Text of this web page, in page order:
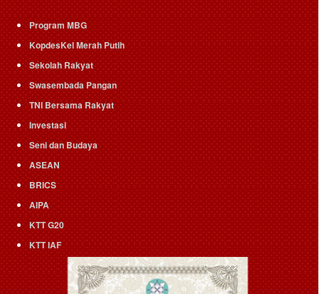
Program MBG
KopdesKel Merah Putih
Sekolah Rakyat
Swasembada Pangan
TNI Bersama Rakyat
Investasi
Seni dan Budaya
ASEAN
BRICS
AIPA
KTT G20
KTT IAF